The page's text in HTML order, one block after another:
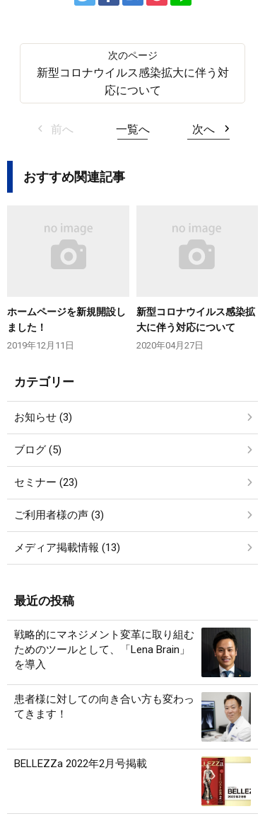
新型コロナウイルス感染拡大に伴う対
応について
前へ 一覧へ 次へ
おすすめ関連記事
ホームページを新規開設し
ました！
2019年12月11日
新型コロナウイルス感染拡
大に伴う対応について
2020年04月27日
カテゴリー
お知らせ (3)
ブログ (5)
セミナー (23)
ご利用者様の声 (3)
メディア掲載情報 (13)
最近の投稿
戦略的にマネジメント変革に取り組む
ためのツールとして、「Lena Brain」
を導入
患者様に対しての向き合い方も変わっ
てきます！
BELLEZZa 2022年2月号掲載